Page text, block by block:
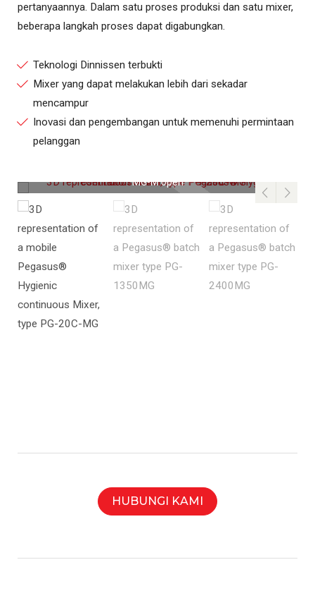
MG-M open
pertanyaannya. Dalam satu proses produksi dan satu mixer,
beberapa langkah proses dapat digabungkan.
Teknologi Dinnissen terbukti
Mixer yang dapat melakukan lebih dari sekadar
mencampur
Inovasi dan pengembangan untuk memenuhi permintaan
pelanggan
HUBUNGI KAMI